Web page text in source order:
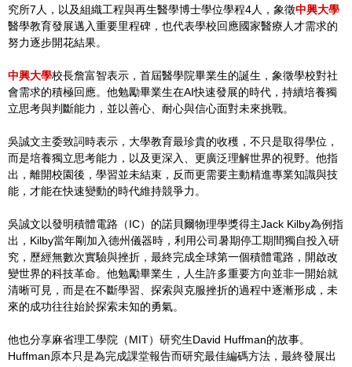
究所7人，以及組織工程與再生醫學博士學位學程4人，象徵中興大學
醫學教育發展邁入重要里程碑，也代表學校回應國家醫療人才需求的
努力逐步開花結果。
中興大學校長詹富智表示，首屆醫學院畢業生的誕生，象徵學校對社
會需求的積極回應。他勉勵畢業生在AI快速發展的時代，持續培養獨
立思考與判斷能力，並以善心、耐心與信心面對未來挑戰。
吳誠文主委致詞時表示，大學教育最珍貴的收穫，不只是取得學位，
而是培養獨立思考能力，以及更深入、更廣泛理解世界的視野。他指
出，離開校園後，學習並未結束，反而更需要主動精進專業知識與技
能，才能在快速變動的時代維持競爭力。
吳誠文以發明積體電路（IC）的諾貝爾物理學獎得主Jack Kilby為例指
出，Kilby當年剛加入德州儀器時，利用公司暑期停工期間獨自投入研
究，歷經無數次實驗與挫折，最終完成全球第一個積體電路，開啟改
變世界的科技革命。他勉勵畢業生，人生許多重要方向並非一開始就
清晰可見，而是在不斷學習、探索與克服挫折的過程中逐漸形成，未
來的成功往往始於探索未知的勇氣。
他也分享麻省理工學院（MIT）研究生David Huffman的故事。
Huffman原本只是為完成課堂報告而研究最佳編碼方法，最終發展出